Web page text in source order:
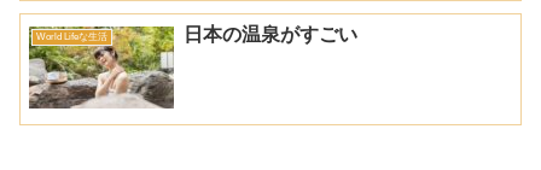
World Lifeな生活 日本の温泉がすごい